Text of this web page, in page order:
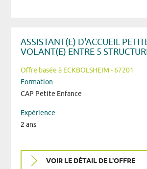
ASSISTANT(E) D'ACCUEIL
VOLANT(E) ENTRE 5
Offre basée à ECKBOLSHEIM - 67201
Formation
CAP Petite Enfance
Expérience
2 ans
VOIR LE DÉTAIL DE L'OFFRE